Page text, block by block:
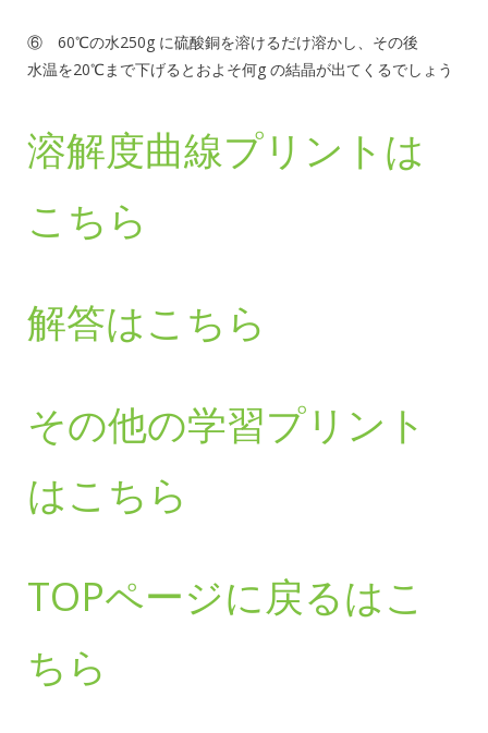
⑥ 60℃の水250g に硫酸銅を溶けるだけ溶かし、その後
水温を20℃まで下げるとおよそ何g の結晶が出てくるでしょう
溶解度曲線プリントは
こちら
解答はこちら
その他の学習プリント
はこちら
TOPページに戻るはこ
ちら